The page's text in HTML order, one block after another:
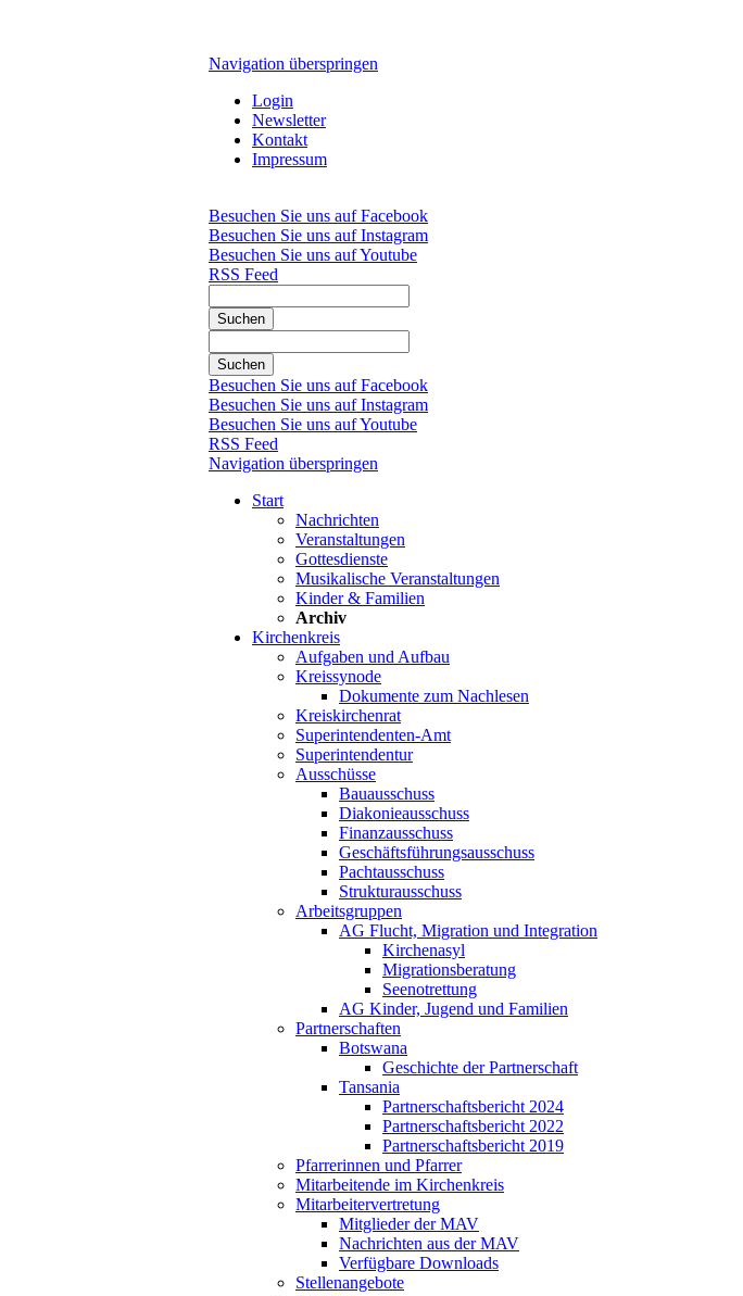
Navigation überspringen
Login
Newsletter
Kontakt
Impressum
Besuchen Sie uns auf Facebook
Besuchen Sie uns auf Instagram
Besuchen Sie uns auf Youtube
RSS Feed
Suchen
Suchen
Besuchen Sie uns auf Facebook
Besuchen Sie uns auf Instagram
Besuchen Sie uns auf Youtube
RSS Feed
Navigation überspringen
Start
Nachrichten
Veranstaltungen
Gottesdienste
Musikalische Veranstaltungen
Kinder & Familien
Archiv
Kirchenkreis
Aufgaben und Aufbau
Kreissynode
Dokumente zum Nachlesen
Kreiskirchenrat
Superintendenten-Amt
Superintendentur
Ausschüsse
Bauausschuss
Diakonieausschuss
Finanzausschuss
Geschäftsführungsausschuss
Pachtausschuss
Strukturausschuss
Arbeitsgruppen
AG Flucht, Migration und Integration
Kirchenasyl
Migrationsberatung
Seenotrettung
AG Kinder, Jugend und Familien
Partnerschaften
Botswana
Geschichte der Partnerschaft
Tansania
Partnerschaftsbericht 2024
Partnerschaftsbericht 2022
Partnerschaftsbericht 2019
Pfarrerinnen und Pfarrer
Mitarbeitende im Kirchenkreis
Mitarbeitervertretung
Mitglieder der MAV
Nachrichten aus der MAV
Verfügbare Downloads
Stellenangebote